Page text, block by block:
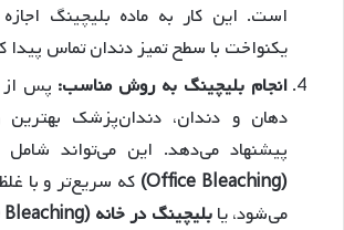
است. این کار به ماده بلیچینگ
یکنواخت با سطح تمیز دندان تماس پیدا
انجام بلیچینگ به روش مناسب: پس از
دهان و دندان، دندان‌پزشک
پیشنهاد می‌دهد. این می‌تواند شامل
(Office Bleaching)
که سریع‌تر و با
می‌شود، یابلیچینگ در خانه (Home Bleaching)